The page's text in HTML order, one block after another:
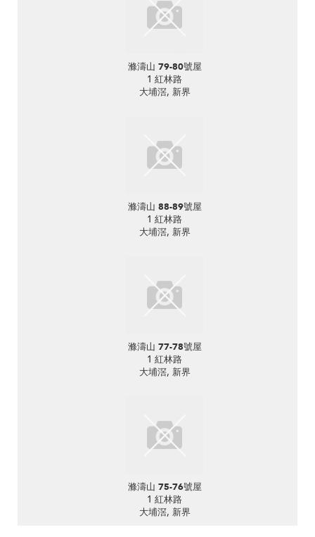
滌濤山 79-80號屋
1 紅林路
大埔滘, 新界
滌濤山 88-89號屋
1 紅林路
大埔滘, 新界
滌濤山 77-78號屋
1 紅林路
大埔滘, 新界
滌濤山 75-76號屋
1 紅林路
大埔滘, 新界